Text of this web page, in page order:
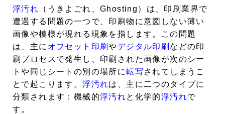
浮汚れ （うきよごれ、Ghosting）は、印刷業界で
遭遇する問題の一つで、印刷物に意図しない薄い
画像や模様が現れる現象を指します。この問題
は、主に オフセット印刷やデジタル印刷 などの印
刷プロセスで発生し、印刷された画像が次のシー
トや同じシートの別の場所に転写 されてしまうこ
とで起こります。浮汚れは、主に二つのタイプに
分類されます：機械的浮汚れと化学的浮汚れで
す。